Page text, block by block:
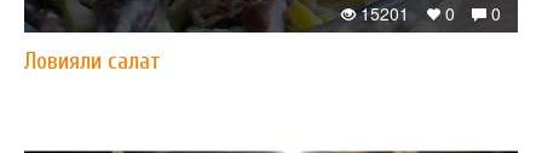
0
0
15201
Ловияли салат